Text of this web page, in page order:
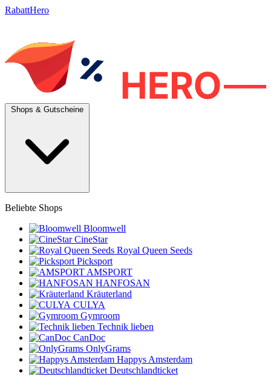
RabattHero
Beliebte Shops
Bloomwell
CineStar
Royal Queen Seeds
Picksport
AMSPORT
HANFOSAN
Kräuterland
CULYA
Gymroom
Technik lieben
CanDoc
OnlyGrams
Happys Amsterdam
Deutschlandticket